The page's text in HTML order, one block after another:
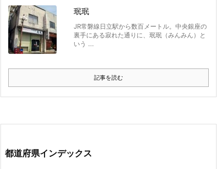
珉珉
JR常磐線日立駅から数百メートル。中央銀座の
裏手にある寂れた通りに、珉珉（みんみん）と
いう ...
記事を読む
都道府県インデックス